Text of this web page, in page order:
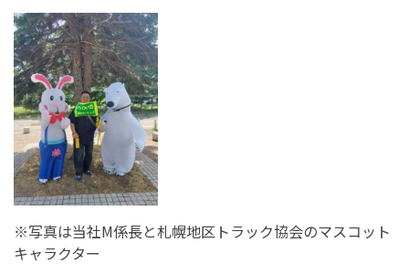
※写真は当社M係長と札幌地区トラック協会のマスコット
キャラクター